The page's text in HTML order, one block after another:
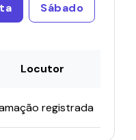
Sábado
Locutor
registrada